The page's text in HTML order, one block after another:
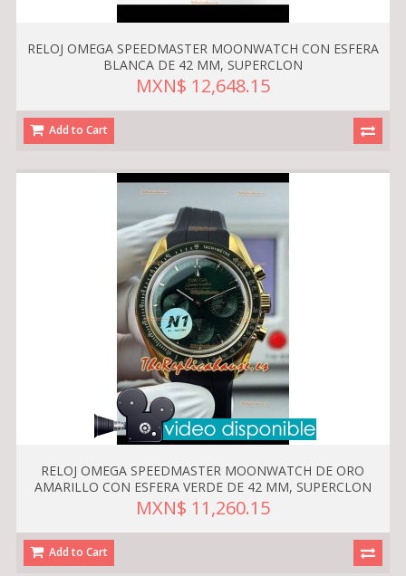
RELOJ OMEGA SPEEDMASTER MOONWATCH CON ESFERA
BLANCA DE 42 MM, SUPERCLON
MXN$ 12,648.15
Add to Cart
RELOJ OMEGA SPEEDMASTER MOONWATCH DE ORO
AMARILLO CON ESFERA VERDE DE 42 MM, SUPERCLON
MXN$ 11,260.15
Add to Cart